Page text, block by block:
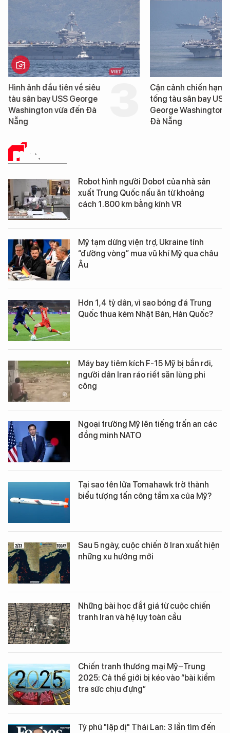
Hình ảnh đầu tiên về siêu
tàu sân bay USS George
Washington vừa đến Đà
Nẵng
Cận cảnh chiến hạm
tống tàu sân bay USS
George Washington
Đà Nẵng
PHÂN TÍCH
Robot hình người Dobot của nhà sản
xuất Trung Quốc nấu ăn từ khoảng
cách 1.800 km bằng kính VR
Mỹ tạm dừng viện trợ, Ukraine tính
“đường vòng” mua vũ khí Mỹ qua châu
Âu
Hơn 1,4 tỷ dân, vì sao bóng đá Trung
Quốc thua kém Nhật Bản, Hàn Quốc?
Máy bay tiêm kích F-15 Mỹ bị bắn rơi,
người dân Iran ráo riết săn lùng phi
công
Ngoại trưởng Mỹ lên tiếng trấn an các
đồng minh NATO
Tại sao tên lửa Tomahawk trở thành
biểu tượng tấn công tầm xa của Mỹ?
Sau 5 ngày, cuộc chiến ở Iran xuất hiện
những xu hướng mới
Những bài học đắt giá từ cuộc chiến
tranh Iran và hệ lụy toàn cầu
Chiến tranh thương mại Mỹ–Trung
2025: Cả thế giới bị kéo vào “bài kiểm
tra sức chịu đựng”
Tỷ phú "lập dị" Thái Lan: 3 lần tìm đến